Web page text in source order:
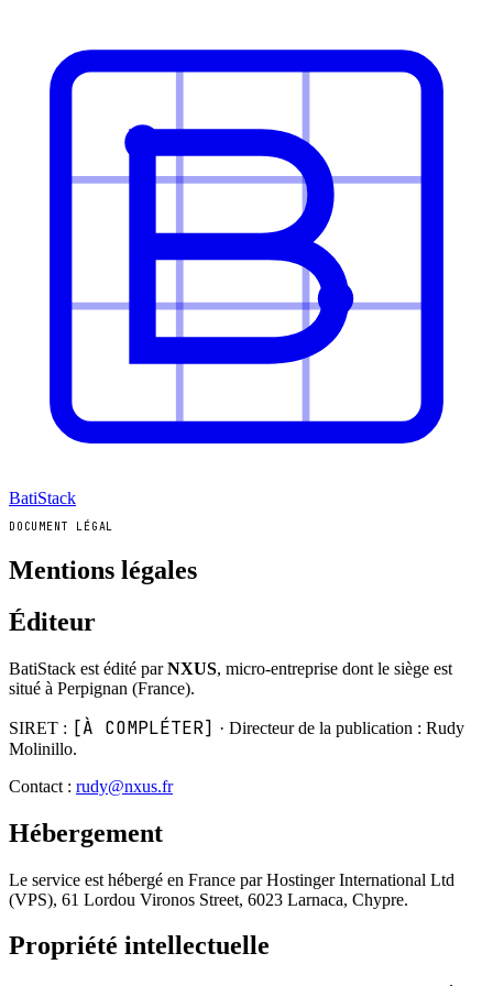
BatiStack
DOCUMENT LÉGAL
Mentions légales
Éditeur
BatiStack est édité parNXUS, micro-entreprise dont le siège est
situé à Perpignan (France).
SIRET : [À COMPLÉTER] · Directeur de la publication : Rudy
Molinillo.
Contact : rudy@nxus.fr
Hébergement
Le service est hébergé en France par Hostinger International Ltd
(VPS), 61 Lordou Vironos Street, 6023 Larnaca, Chypre.
Propriété intellectuelle